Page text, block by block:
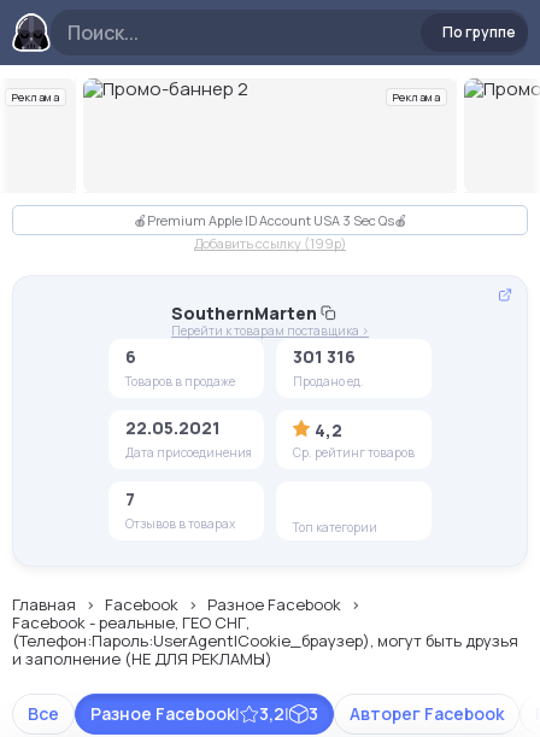
По группе
Реклама Реклама
Слайд 2 из 10
🍎Premium Apple ID Account USA 3 Sec Qs🍎
Добавить ссылку (199p)
SouthernMarten
Перейти к товарам поставщика >
6
Товаров в продаже
301 316
Продано ед.
22.05.2021
Дата присоединения
4,2
Ср. рейтинг товаров
7
Отзывов в товарах Топ категории
Главная Facebook
Разное Facebook
Facebook - реальные, ГЕО СНГ,
(Телефон:Пароль:UserAgent|Cookie_браузер), могут быть друзья
и заполнение (НЕ ДЛЯ РЕКЛАМЫ)
Все Разное Facebook| 3,2| 3 Авторег Facebook